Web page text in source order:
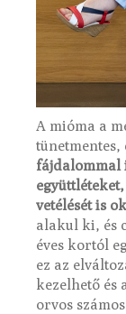
A mióma a
tünetmentes,
fájdalommal
vetélését is
alakul ki, és
éves kortól
ez az
kezelhető és
orvos